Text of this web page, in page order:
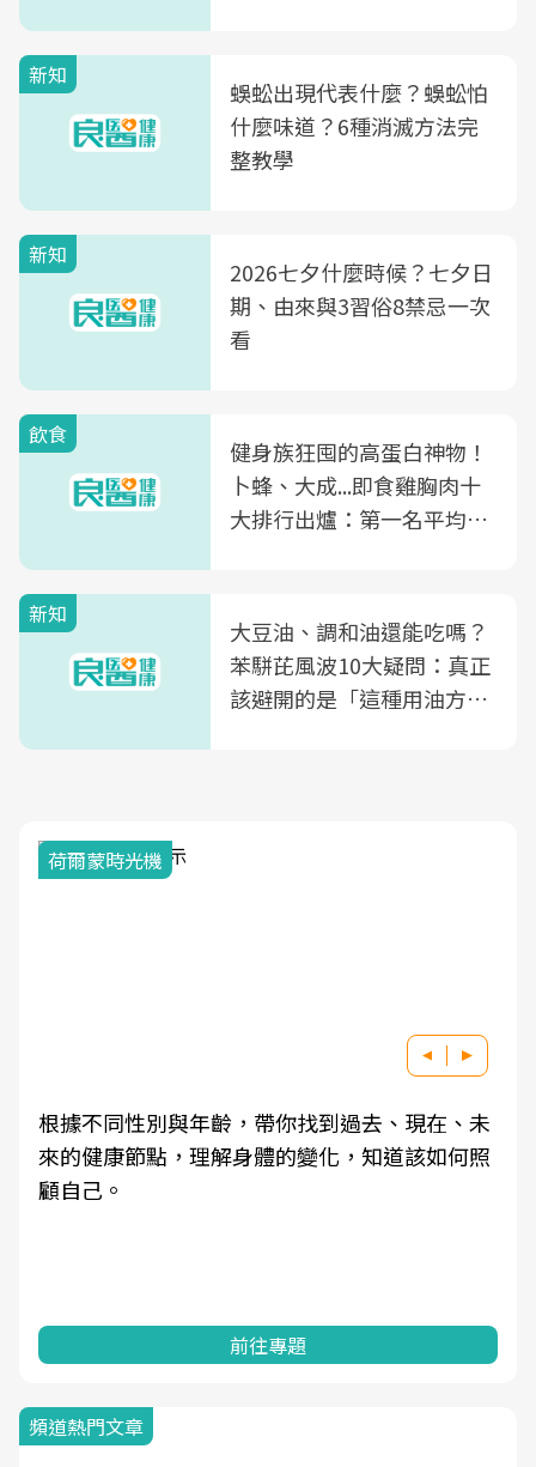
新知
蜈蚣出現代表什麼？蜈蚣怕
什麼味道？6種消滅方法完
整教學
新知
2026七夕什麼時候？七夕日
期、由來與3習俗8禁忌一次
看
飲食
健身族狂囤的高蛋白神物！
卜蜂、大成...即食雞胸肉十
大排行出爐：第一名平均一
新知
大豆油、調和油還能吃嗎？
苯駢芘風波10大疑問：真正
該避開的是「這種用油方
荷爾蒙時光機
根據不同性別與年齡，帶你找到過去、現在、未
來的健康節點，理解身體的變化，知道該如何照
顧自己。
前往專題
頻道熱門文章